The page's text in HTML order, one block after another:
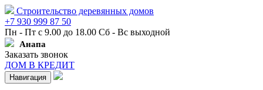
Строительство деревянных домов
+7 930 999 87 50
Пн - Пт с 9.00 до 18.00 Сб - Вс выходной
Анапа
Заказать звонок
ДОМ В КРЕДИТ
Навигация